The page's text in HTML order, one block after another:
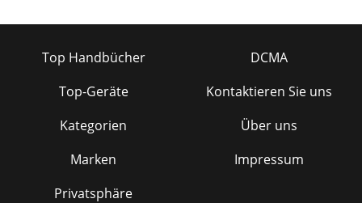
Top Handbücher
Top-Geräte
Kategorien
Marken
Privatsphäre
DCMA
Kontaktieren Sie uns
Über uns
Impressum